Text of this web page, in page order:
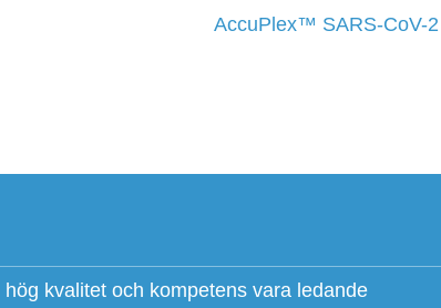
AccuPlex™ SARS-CoV-
kvalitet och kompetens vara ledande